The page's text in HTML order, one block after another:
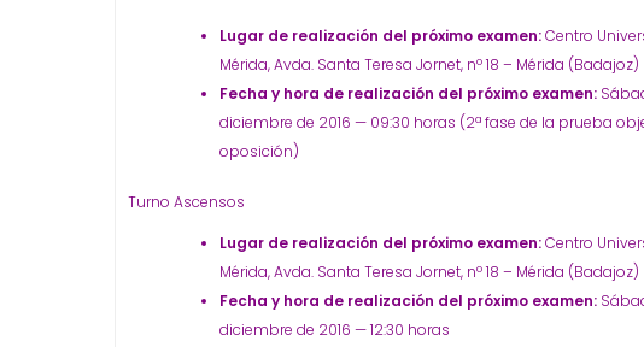
Lugar de realización del próximo examen:Centro
Mérida, Avda. Santa Teresa Jornet, nº 18 – Mérida (Badajoz)
Fecha y hora de realización del próximo examen:
diciembre de 2016 — 09:30 horas (2ª fase de la prueba
oposición)
Turno Ascensos
Lugar de realización del próximo examen:Centro
Mérida, Avda. Santa Teresa Jornet, nº 18 – Mérida (Badajoz)
Fecha y hora de realización del próximo examen:
diciembre de 2016 — 12:30 horas